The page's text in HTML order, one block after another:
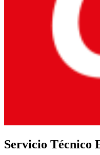
Servicio Técnico